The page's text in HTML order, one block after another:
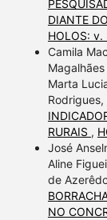
DIANTE
HOLOS:
Camila
Marta
Rodrigues,
RURAIS ,
José
Aline
de
NO